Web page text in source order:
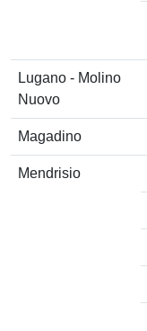
Lugano - Molino
Nuovo
Magadino
Mendrisio